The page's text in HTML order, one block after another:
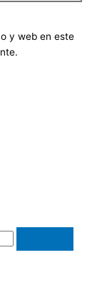
y web en este